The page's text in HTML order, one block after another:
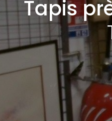
Tapis